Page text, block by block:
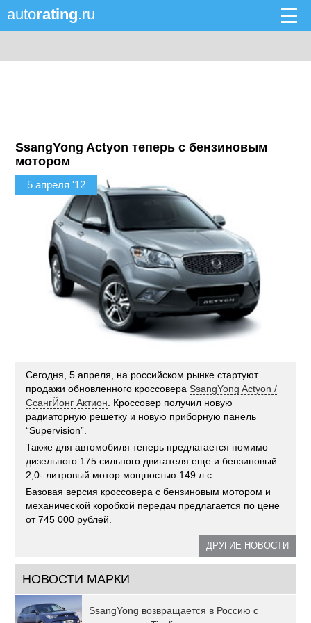
autorating.ru
SsangYong Actyon теперь с бензиновым
мотором
5 апреля '12
Сегодня, 5 апреля, на российском рынке стартуют
продажи обновленного кроссовера SsangYong Actyon /
СсангЙонг Актион . Кроссовер получил новую
радиаторную решетку и новую приборную панель
“Supervision”.
Также для автомобиля теперь предлагается помимо
дизельного 175 сильного двигателя еще и бензиновый
2,0- литровый мотор мощностью 149 л.с.
Базовая версия кроссовера с бензиновым мотором и
механической коробкой передач предлагается по цене
от 745 000 рублей.
ДРУГИЕ НОВОСТИ
НОВОСТИ МАРКИ
SsangYong возвращается в Россию с